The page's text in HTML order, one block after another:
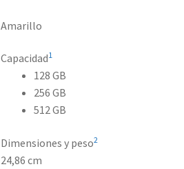
Amarillo
Capacidad1
128 GB
256 GB
512 GB
Dimensiones y peso2
24,86 cm